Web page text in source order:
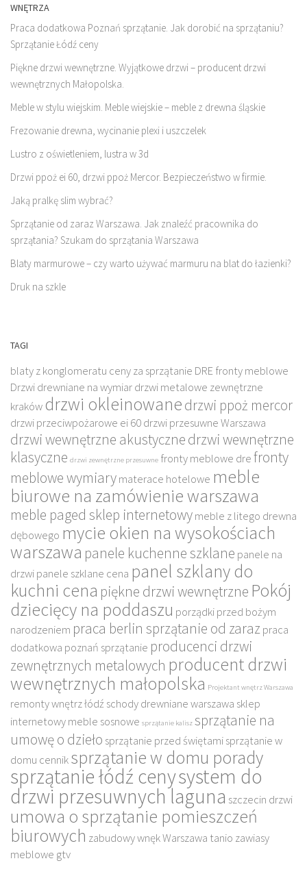
WNĘTRZA
Praca dodatkowa Poznań sprzątanie. Jak dorobić na sprzątaniu?
Sprzątanie Łódź ceny
Piękne drzwi wewnętrzne. Wyjątkowe drzwi – producent drzwi
wewnętrznych Małopolska.
Meble w stylu wiejskim. Meble wiejskie – meble z drewna śląskie
Frezowanie drewna, wycinanie plexi i uszczelek
Lustro z oświetleniem, lustra w 3d
Drzwi ppoż ei 60, drzwi ppoż Mercor. Bezpieczeństwo w firmie.
Jaką pralkę slim wybrać?
Sprzątanie od zaraz Warszawa. Jak znaleźć pracownika do
sprzątania? Szukam do sprzątania Warszawa
Blaty marmurowe – czy warto używać marmuru na blat do łazienki?
Druk na szkle
TAGI
blaty z konglomeratu ceny za sprzątanie DRE fronty meblowe
Drzwi drewniane na wymiardrzwi metalowe zewnętrzne
kraków drzwi okleinowanedrzwi ppoż mercor
drzwi przeciwpożarowe ei 60drzwi przesuwne Warszawa
drzwi wewnętrzne akustycznedrzwi wewnętrzne
klasyczne drzwi zewnętrzne przesuwne fronty meblowe drefronty
meblowe wymiarymaterace hotelowe meble
biurowe na zamówienie warszawa
meble paged sklep internetowymeble z litego drewna
dębowego mycie okien na wysokościach
warszawa panele kuchenne szklane panele na
drzwipanele szklane cena panel szklany do
kuchni cena piękne drzwi wewnętrzne Pokój
dziecięcy na poddaszu porządki przed bożym
narodzeniem praca berlin sprzątanie od zarazpraca
dodatkowa poznań sprzątanie producenci drzwi
zewnętrznych metalowych producent drzwi
wewnętrznych małopolska Projektant wnętrz Warszawa
remonty wnętrz łódź schody drewniane warszawa sklep
internetowy meble sosnowe sprzątanie kalisz sprzątanie na
umowę o dzieło sprzątanie przed świętamisprzątanie w
domu cenniksprzątanie w domu porady
sprzątanie łódź cenysystem do
drzwi przesuwnych laguna szczecin drzwi
umowa o sprzątanie pomieszczeń
biurowych zabudowy wnęk Warszawa tanio zawiasy
meblowe gtv